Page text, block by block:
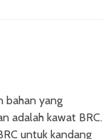
bahan yang
adalah kawat BRC.
untuk kandang